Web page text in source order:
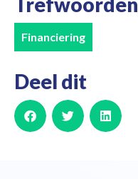
Financiering
Deel dit